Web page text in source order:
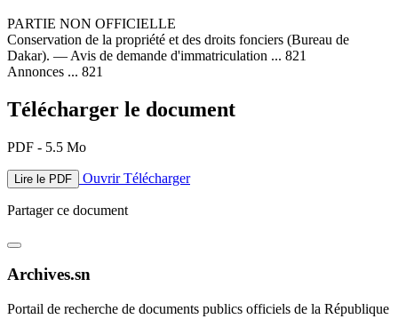
PARTIE NON OFFICIELLE
Conservation de la propriété et des droits fonciers (Bureau de
Dakar). — Avis de demande d'immatriculation ... 821
Annonces ... 821
Télécharger le document
PDF - 5.5 Mo
Lire le PDF OuvrirTélécharger
Partager ce document
Archives.sn
Portail de recherche de documents publics officiels de la République